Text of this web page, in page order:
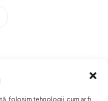
folosim tehnologii, cum ar fi